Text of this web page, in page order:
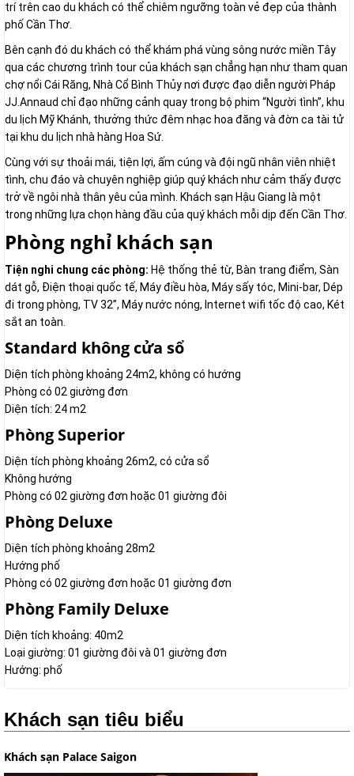
trí trên cao du khách có thể chiêm ngưỡng toàn vẻ đẹp của thành
phố Cần Thơ.
Bên cạnh đó du khách có thể khám phá vùng sông nước miền Tây
qua các chương trình tour của khách sạn chẳng hạn như tham quan
chợ nổi Cái Răng, Nhà Cổ Bình Thủy nơi được đạo diễn người Pháp
JJ.Annaud chỉ đạo những cảnh quay trong bộ phim “Người tình”, khu
du lịch Mỹ Khánh, thưởng thức đêm nhạc hoa đăng và đờn ca tài tử
tại khu du lịch nhà hàng Hoa Sứ.
Cùng với sự thoải mái, tiện lợi, ấm cúng và đội ngũ nhân viên nhiệt
tình, chu đáo và chuyên nghiệp giúp quý khách như cảm thấy được
trở về ngôi nhà thân yêu của mình. Khách sạn Hậu Giang là một
trong những lựa chọn hàng đầu của quý khách mỗi dịp đến Cần Thơ.
Phòng nghỉ khách sạn
Tiện nghi chung các phòng: Hệ thống thẻ từ, Bàn trang điểm, Sàn
dát gỗ, Điện thoại quốc tế, Máy điều hòa, Máy sấy tóc, Mini-bar, Dép
đi trong phòng, TV 32”, Máy nước nóng, Internet wifi tốc độ cao, Két
sắt an toàn.
Standard không cửa sổ
Diện tích phòng khoảng 24m2, không có hướng
Phòng có 02 giường đơn
Diện tích: 24 m2
Phòng Superior
Diện tích phòng khoảng 26m2, có cửa sổ
Không hướng
Phòng có 02 giường đơn hoặc 01 giường đôi
Phòng Deluxe
Diện tích phòng khoảng 28m2
Hướng phố
Phòng có 02 giường đơn hoặc 01 giường đơn
Phòng Family Deluxe
Diện tích khoảng: 40m2
Loại giường: 01 giường đôi và 01 giường đơn
Hướng: phố
Khách sạn tiêu biểu
Khách sạn Palace Saigon